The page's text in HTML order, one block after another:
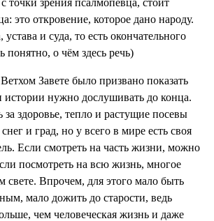
это откровение, которое дано народу.
и суда, то есть окончательного
понятно, о чём здесь речь)
Завете было призвано показать
истории нужно дослушивать до конца.
за здоровье, тепло и растущие посевы
и град, но у всего в мире есть своя
Если смотреть на часть жизни, можно
посмотреть на всю жизнь, многое
свете. Впрочем, для этого мало быть
мало дожить до старости, ведь
чем человеческая жизнь и даже